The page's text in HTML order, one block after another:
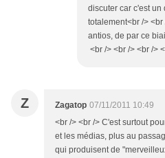
discuter car c'est
totalement<br />
antios, de par ce
<br /> <br /> <br />
Z Zagatop 07/11/2011 10:49
<br /> <br /> C'est surtout
et les médias, plus au
qui produisent de